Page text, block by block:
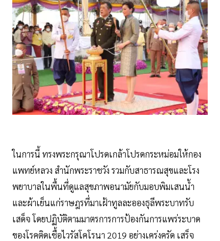
ในการนี้ ทรงพระกรุณาโปรดเกล้าโปรดกระหม่อมให้กอง
แพทย์หลวง สำนักพระราชวัง รวมกับสาธารณสุขและโรง
พยาบาลในพื้นที่ดูแลสุขภาพอนามัยกับมอบพิมเสนน้ำ
และผ้าเย็นแก่ราษฎรที่มาเฝ้าทูลละอองธุลีพระบาทรับ
เสด็จ โดยปฏิบัติตามมาตรการการป้องกันการแพร่ระบาด
ของโรคติดเชื้อไวรัสโคโรนา 2019 อย่างเคร่งครัด เสร็จ